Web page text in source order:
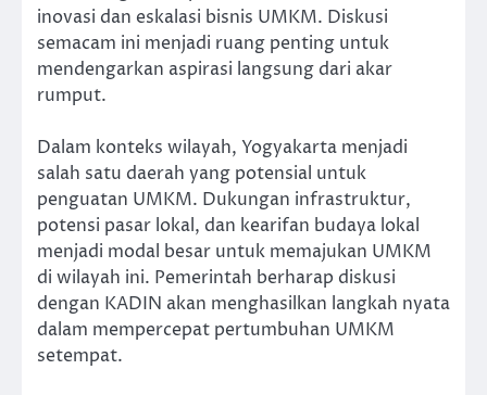
inovasi dan eskalasi bisnis UMKM. Diskusi
semacam ini menjadi ruang penting untuk
mendengarkan aspirasi langsung dari akar
rumput.
Dalam konteks wilayah, Yogyakarta menjadi
salah satu daerah yang potensial untuk
penguatan UMKM. Dukungan infrastruktur,
potensi pasar lokal, dan kearifan budaya lokal
menjadi modal besar untuk memajukan UMKM
di wilayah ini. Pemerintah berharap diskusi
dengan KADIN akan menghasilkan langkah nyata
dalam mempercepat pertumbuhan UMKM
setempat.